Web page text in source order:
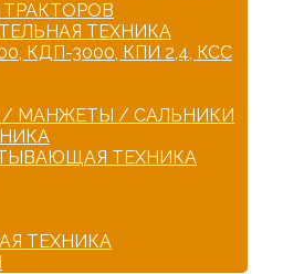
ТЕХНИКА
КДП-3000, КПИ 2,4, КСС
МАНЖЕТЫ / САЛЬНИКИ
ТЕХНИКА
ТЕХНИКА